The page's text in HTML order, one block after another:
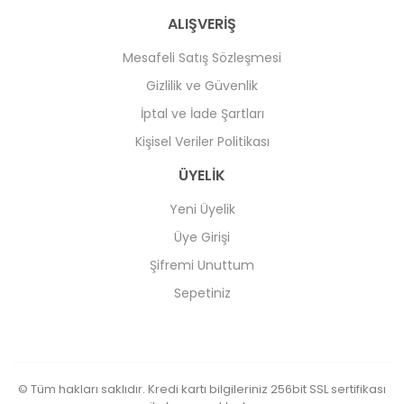
ALIŞVERİŞ
Mesafeli Satış Sözleşmesi
Gizlilik ve Güvenlik
İptal ve İade Şartları
Kişisel Veriler Politikası
ÜYELİK
Yeni Üyelik
Üye Girişi
Şifremi Unuttum
Sepetiniz
© Tüm hakları saklıdır. Kredi kartı bilgileriniz 256bit SSL sertifikası